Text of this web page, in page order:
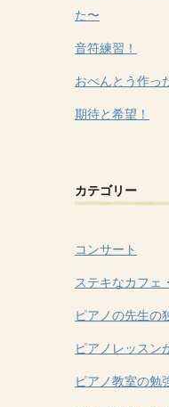
た〜
音符練習！
おべんとう作っ
期待と希望！
カテゴリー
コンサート
ステキなカフェ
ピアノの先生の
ピアノレッスン
ピアノ教室の勉